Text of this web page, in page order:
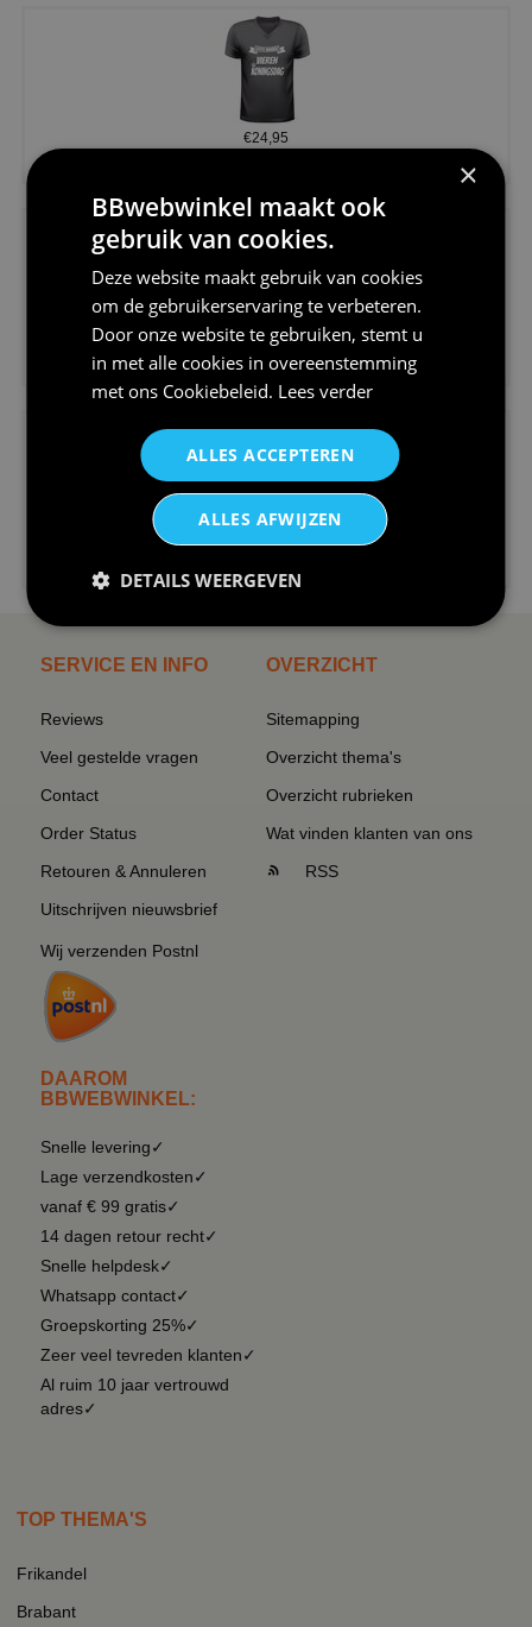
€24,95
€24,95
V-hals shirt rood wit blauw st...
€24,95
SERVICE EN INFO
Reviews
Veel gestelde vragen
Contact
Order Status
Retouren & Annuleren
Uitschrijven nieuwsbrief
Wij verzenden Postnl
DAAROM
BBWEBWINKEL:
Snelle levering✓
Lage verzendkosten✓
vanaf € 99 gratis✓
14 dagen retour recht✓
Snelle helpdesk✓
Whatsapp contact✓
Groepskorting 25%✓
Zeer veel tevreden klanten✓
Al ruim 10 jaar vertrouwd
adres✓
OVERZICHT
Sitemapping
Overzicht thema's
Overzicht rubrieken
Wat vinden klanten van ons
RSS
TOP THEMA'S
Frikandel
Brabant
×
BBwebwinkel maakt ook
gebruik van cookies.
Deze website maakt gebruik van cookies
om de gebruikerservaring te verbeteren.
Door onze website te gebruiken, stemt u
in met alle cookies in overeenstemming
met ons Cookiebeleid. Lees verder
ALLES ACCEPTEREN
ALLES AFWIJZEN
DETAILS WEERGEVEN